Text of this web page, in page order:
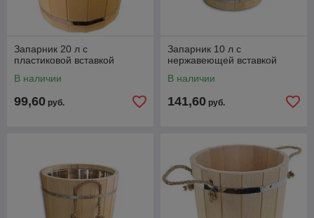
Запарник 20 л с
пластиковой вставкой
В наличии
99,60 руб.
Запарник 10 л с
нержавеющей вставкой
В наличии
141,60 руб.